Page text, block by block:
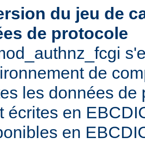
du jeu de
de protocole
de
les données de
écrites en
en